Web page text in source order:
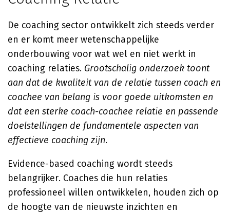
De coaching sector ontwikkelt zich steeds verder
en er komt meer wetenschappelijke
onderbouwing voor wat wel en niet werkt in
coaching relaties. Grootschalig onderzoek toont
aan dat de kwaliteit van de relatie tussen coach en
coachee van belang is voor goede uitkomsten en
dat een sterke coach-coachee relatie en passende
doelstellingen de fundamentele aspecten van
effectieve coaching zijn.
Evidence-based coaching wordt steeds
belangrijker. Coaches die hun relaties
professioneel willen ontwikkelen, houden zich op
de hoogte van de nieuwste inzichten en